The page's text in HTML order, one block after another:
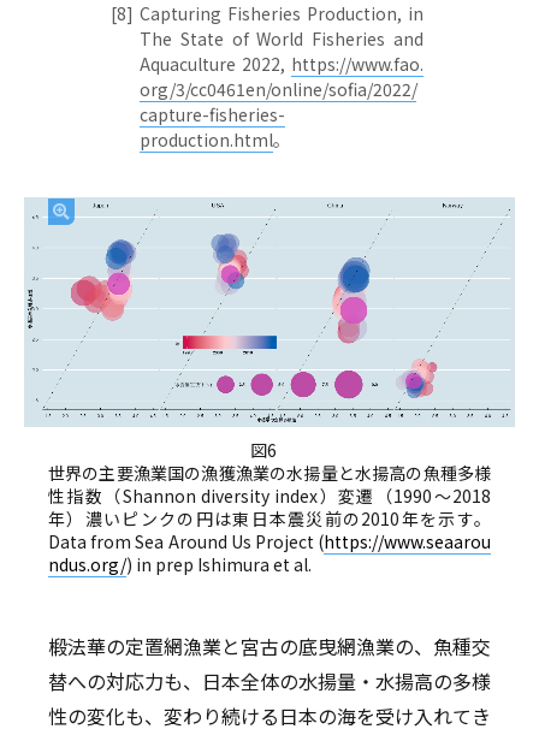
[8] Capturing Fisheries Production, in
The State of World Fisheries and
Aquaculture 2022, https://www.fao.
org/3/cc0461en/online/sofia/2022/
capture-fisheries-
production.html。
図6
世界の主要漁業国の漁獲漁業の水揚量と水揚高の魚種多様
性指数（Shannon diversity index）変遷（1990〜2018
年）濃いピンクの円は東日本震災前の2010年を示す。
Data from Sea Around Us Project (https://www.seaarou
ndus.org/) in prep Ishimura et al.
椴法華の定置網漁業と宮古の底曳網漁業の、魚種交
替への対応力も、日本全体の水揚量・水揚高の多様
性の変化も、変わり続ける日本の海を受け入れてき